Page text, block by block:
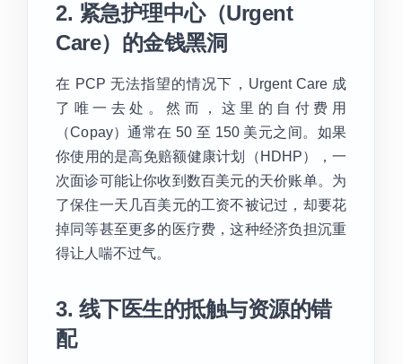
2. 紧急护理中心（Urgent
Care）的金钱黑洞
在 PCP 无法指望的情况下，Urgent Care 成
了唯一去处。然而，这里的自付费用
（Copay）通常在 50 至 150 美元之间。如果
你使用的是高免赔额健康计划（HDHP），一
次面诊可能让你收到数百美元的天价账单。为
了保住一天几百美元的工资不被记过，却要花
掉同等甚至更多的医疗费，这种经济负担沉重
得让人喘不过气。
3. 线下医生的抵触与资源的错
配